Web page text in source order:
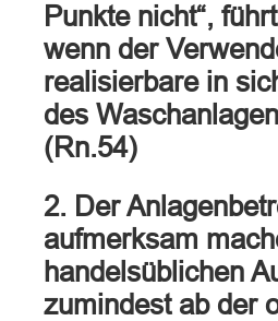
Punkte nicht“,
wenn der
realisierbare in
des
(Rn.54)
2. Der
aufmerksam
handelsüblichen
zumindest ab der